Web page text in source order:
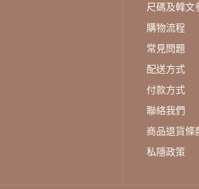
snipershop - 여
환절기 바람막
HK$250
尺碼及韓文
購物流程
常見問題
配送方式
付款方式
聯絡我們
商品退貨條
私隱政策